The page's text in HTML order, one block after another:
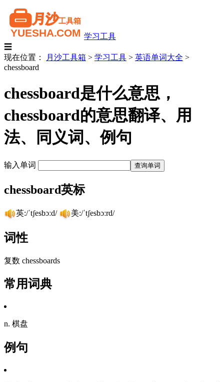
学习工具
☰
现在位置：
月沙工具箱 > 学习工具 > 英语单词大全 >
chessboard
chessboard是什么意思，
chessboard的意思翻译、用
法、同义词、例句
输入单词
chessboard英标
英:/ˈtʃesbɔːd/ 美:/ˈtʃesbɔːrd/
词性
复数 chessboards
常用词典
n. 棋盘
例句